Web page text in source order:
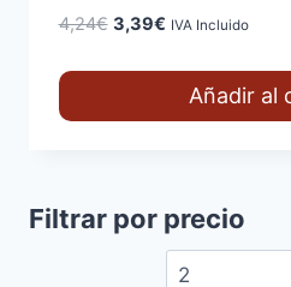
4,24€ El
original
3,39€El
actual
IVA Incluido
Añadir al
Filtrar por precio